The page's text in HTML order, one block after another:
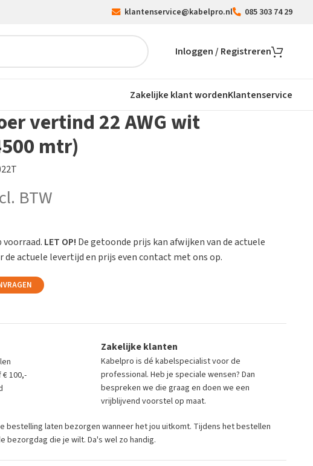
klantenservice@kabelpro.nl 085 303 74 29
Inloggen / Registreren
Zakelijke klant wordenKlantenservice
vertind 22 AWG wit
mtr)
BTW
LET OP! De getoonde prijs kan afwijken van de actuele
de actuele levertijd en prijs even contact met ons op.
100,-
Zakelijke klanten
Kabelpro is dé kabelspecialist voor de
professional. Heb je speciale wensen? Dan
bespreken we die graag en doen we een
vrijblijvend voorstel op maat.
bestelling laten bezorgen wanneer het jou uitkomt. Tijdens het bestellen
bezorgdag die je wilt. Da's wel zo handig.